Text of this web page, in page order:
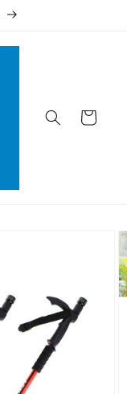
Cart